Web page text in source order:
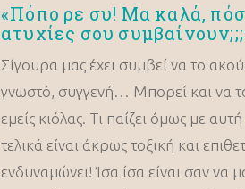
«Πόπο ρε συ! Μα καλά,
ατυχίες σου
Σίγουρα μας έχει συμβεί να το
γνωστό, συγγενή… Μπορεί και να
εμείς κιόλας. Τι παίζει όμως με
τελικά είναι άκρως τοξική και
ενδυναμώνει! Ίσα ίσα είναι σαν να